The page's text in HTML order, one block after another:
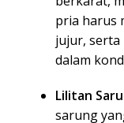
pria harus
jujur, serta
dalam
Lilitan
sarung